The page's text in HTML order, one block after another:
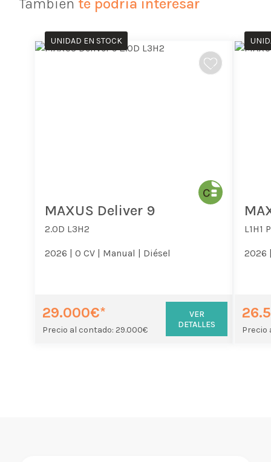
También te podría interesar
UNIDAD EN STOCK
MAXUS Deliver 9
2.0D L3H2
2026 | 0 CV | Manual | Diésel
29.000€*
Precio al contado: 29.000€
VER
DETALLES
L1H1
2026
Precio